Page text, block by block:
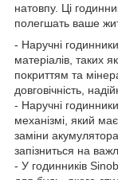
натовпу. Ці
полегшать ваше
- Наручні
матеріалів, таких
покриттям та
довговічність,
- Наручні
механізмі, який
заміни
запізниться на
- У годинників